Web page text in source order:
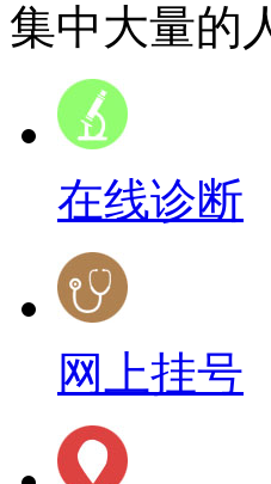
集中大量的
在线诊断
网上挂号